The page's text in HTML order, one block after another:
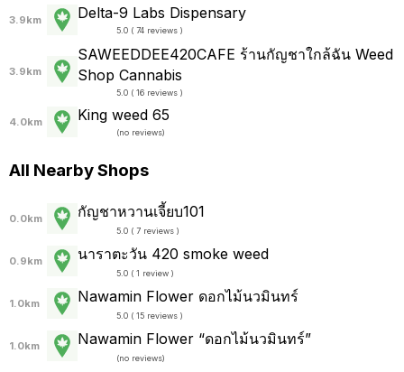
3.9km Delta-9 Labs Dispensary
5.0 ( 74 reviews )
3.9km
SAWEEDDEE420CAFE ร้านกัญชาใกล้ฉัน Weed
Shop Cannabis
5.0 ( 16 reviews )
4.0km King weed 65
(no reviews)
All Nearby Shops
0.0km กัญชาหวานเจี้ยบ101
5.0 ( 7 reviews )
0.9km นาราตะวัน 420 smoke weed
5.0 ( 1 review )
1.0km Nawamin Flower ดอกไม้นวมินทร์
5.0 ( 15 reviews )
1.0km Nawamin Flower “ดอกไม้นวมินทร์”
(no reviews)